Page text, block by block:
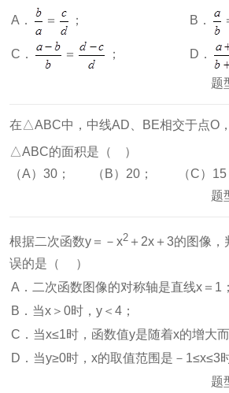
A． ＝ ； B．
C． ＝ ； D．
题
在△ABC中，中线AD、BE相交于点O
△ABC的面积是（ ）
（A）30； （B）20； （C）
题
根据二次函数y＝－x2 ＋2x＋3的图像
误的是（ ）
A．二次函数图像的对称轴是直线x＝1；
B．当x＞0时，y＜4；
C．当x≤1时，函数值y是随着x的增大而
D．当y≥0时，x的取值范围是－1≤x≤3
题